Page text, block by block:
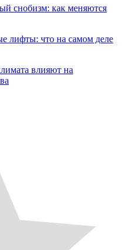
снобизм: как меняются
лифты: что на самом деле
влияют на